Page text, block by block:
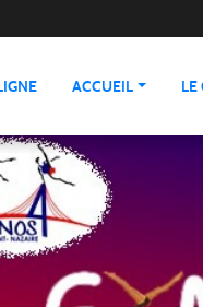
ACCUEIL LE